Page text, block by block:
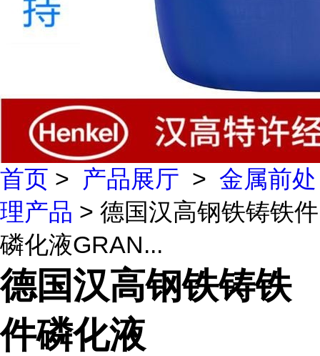
首页 > 产品展厅 > 金属前处
理产品 > 德国汉高钢铁铸铁件
磷化液GRAN...
德国汉高钢铁铸铁
件磷化液